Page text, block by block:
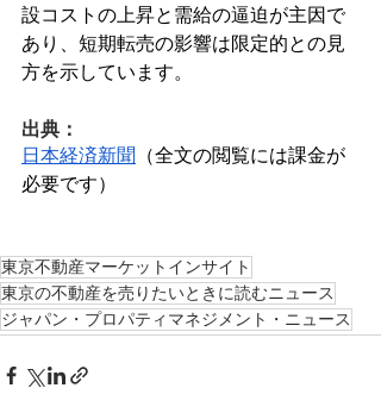
設コストの上昇と需給の逼迫が主因で
あり、短期転売の影響は限定的との見
方を示しています。
出典：
日本経済新聞
（全文の閲覧には課金が
必要です）
東京不動産マーケットインサイト
東京の不動産を売りたいときに読むニュース
ジャパン・プロパティマネジメント・ニュース